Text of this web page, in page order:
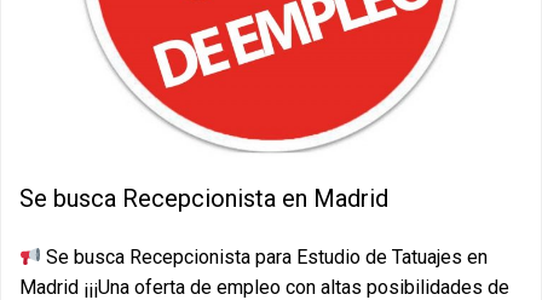
Se busca Recepcionista en Madrid
Se busca Recepcionista para Estudio de Tatuajes en
Madrid ¡¡¡Una oferta de empleo con altas posibilidades de